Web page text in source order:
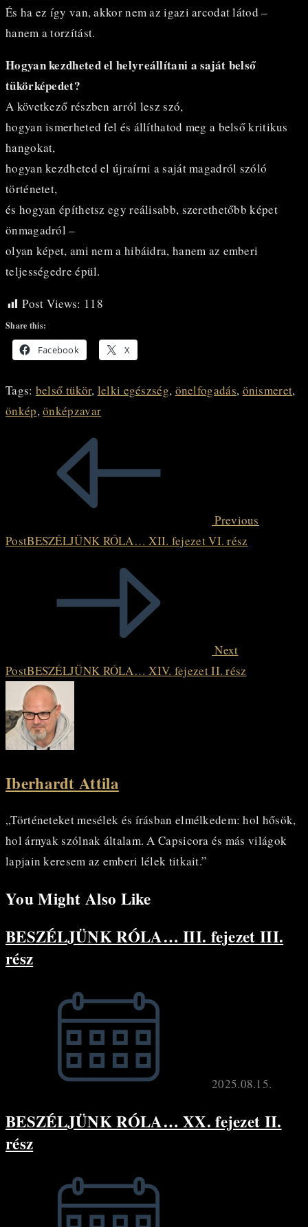
És ha ez így van, akkor nem az igazi arcodat látod –
hanem a torzítást.
Hogyan kezdheted el helyreállítani a saját belső
tükörképedet?
A következő részben arról lesz szó,
hogyan ismerheted fel és állíthatod meg a belső kritikus
hangokat,
hogyan kezdheted el újraírni a saját magadról szóló
történetet,
és hogyan építhetsz egy reálisabb, szerethetőbb képet
önmagadról –
olyan képet, ami nem a hibáidra, hanem az emberi
teljességedre épül.
Post Views: 118
Share this:
Facebook X
Tags: belső tükör, lelki egészség, önelfogadás, önismeret,
önkép, önképzavar
articles
Previous
PostBESZÉLJÜNK RÓLA… XII. fejezet VI. rész
Next
PostBESZÉLJÜNK RÓLA… XIV. fejezet II. rész
Iberhardt Attila
„Történeteket mesélek és írásban elmélkedem: hol hősök,
hol árnyak szólnak általam. A Capsicora és más világok
lapjain keresem az emberi lélek titkait.”
You Might Also Like
BESZÉLJÜNK RÓLA… III. fejezet III.
rész
2025.08.15.
BESZÉLJÜNK RÓLA… XX. fejezet II.
rész